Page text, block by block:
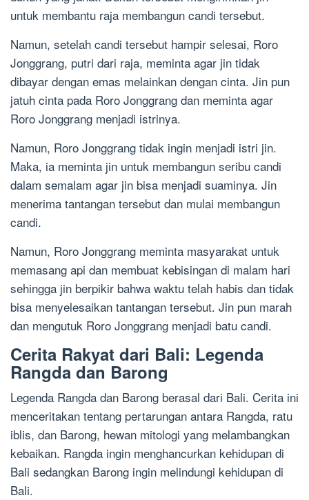
untuk membantu raja membangun candi tersebut.
Namun, setelah candi tersebut hampir selesai, Roro
Jonggrang, putri dari raja, meminta agar jin tidak
dibayar dengan emas melainkan dengan cinta. Jin pun
jatuh cinta pada Roro Jonggrang dan meminta agar
Roro Jonggrang menjadi istrinya.
Namun, Roro Jonggrang tidak ingin menjadi istri jin.
Maka, ia meminta jin untuk membangun seribu candi
dalam semalam agar jin bisa menjadi suaminya. Jin
menerima tantangan tersebut dan mulai membangun
candi.
Namun, Roro Jonggrang meminta masyarakat untuk
memasang api dan membuat kebisingan di malam hari
sehingga jin berpikir bahwa waktu telah habis dan tidak
bisa menyelesaikan tantangan tersebut. Jin pun marah
dan mengutuk Roro Jonggrang menjadi batu candi.
Cerita Rakyat dari Bali: Legenda
Rangda dan Barong
Legenda Rangda dan Barong berasal dari Bali. Cerita ini
menceritakan tentang pertarungan antara Rangda, ratu
iblis, dan Barong, hewan mitologi yang melambangkan
kebaikan. Rangda ingin menghancurkan kehidupan di
Bali sedangkan Barong ingin melindungi kehidupan di
Bali.